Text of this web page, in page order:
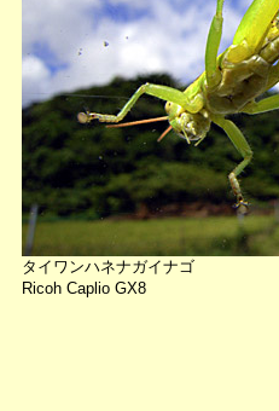
タイワンハネナガイナゴ
Ricoh Caplio GX8